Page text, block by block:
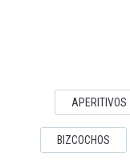
APERITIVOS
BIZCOCHOS